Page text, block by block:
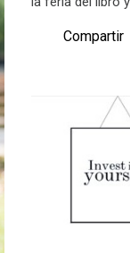
Compartir